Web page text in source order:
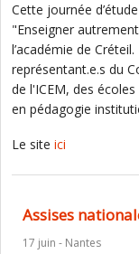
Cette journée
"Enseigner
l’académie de
représentant.e.s du
de l'ICEM, des
en pédagogie
Le site ici
Assises
17 juin - Nantes